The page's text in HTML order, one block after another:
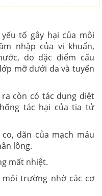
tố gây hại của môi
nhập của vi khuẩn,
do dặc điểm cấu
mỡ dưới da và tuyến
còn có tác dụng diệt
tác hại của tia tử
dãn của mạch máu
lông.
mất nhiệt.
trường nhờ các cơ